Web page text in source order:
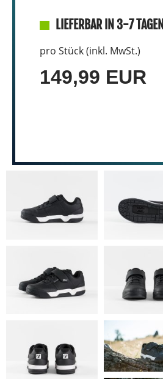
LIEFERBAR IN 3-7 TAGEN
pro Stück (inkl. MwSt.)
149,99 EUR